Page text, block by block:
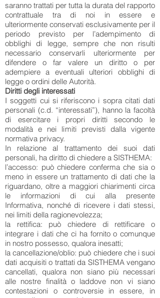
saranno trattati per tutta la durata del rapporto
contrattuale tra di noi in essere e
ulteriormente conservati esclusivamente per il
periodo previsto per l’adempimento di
obblighi di legge, sempre che non risulti
necessario conservarli ulteriormente per
difendere o far valere un diritto o per
adempiere a eventuali ulteriori obblighi di
legge o ordini delle Autorità.
Diritti degli interessati
I soggetti cui si riferiscono i sopra citati dati
personali (c.d. “interessati”), hanno la facoltà
di esercitare i propri diritti secondo le
modalità e nei limiti previsti dalla vigente
normativa privacy.
In relazione al trattamento dei suoi dati
personali, ha diritto di chiedere a SISTHEMA:
l’accesso: può chiedere conferma che sia o
meno in essere un trattamento di dati che la
riguardano, oltre a maggiori chiarimenti circa
le informazioni di cui alla presente
Informativa, nonché di ricevere i dati stessi,
nei limiti della ragionevolezza;
la rettifica: può chiedere di rettificare o
integrare i dati che ci ha fornito o comunque
in nostro possesso, qualora inesatti;
la cancellazione/oblio: può chiedere che i suoi
dati acquisiti o trattati da SISTHEMA vengano
cancellati, qualora non siano più necessari
alle nostre finalità o laddove non vi siano
contestazioni o controversie in essere, in